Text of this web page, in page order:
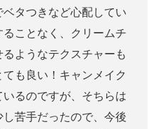
タつきなど心配してい
ことなく、クリームチ
ようなテクスチャーも
も良い！キャンメイク
るのですが、そちらは
苦手だったので、今後